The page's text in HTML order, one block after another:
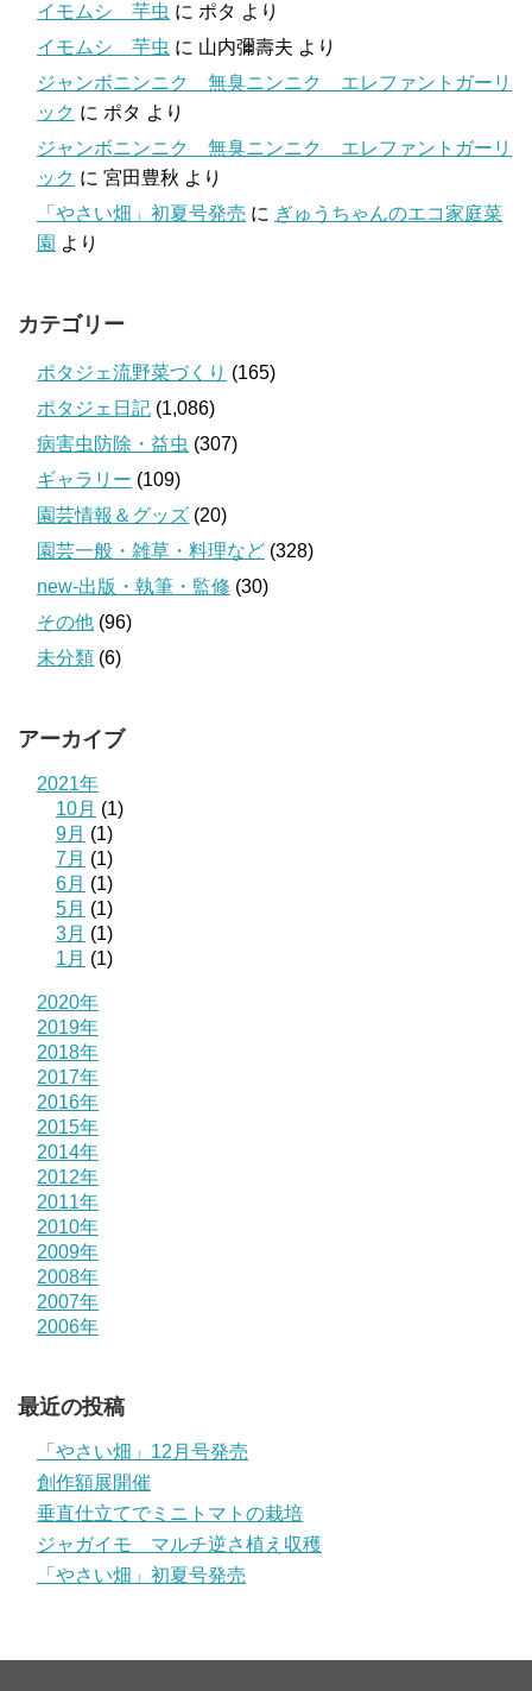
イモムシ 芋虫 に ポタ より
イモムシ 芋虫 に 山内彌壽夫 より
ジャンボニンニク 無臭ニンニク エレファントガーリ
ック に ポタ より
ジャンボニンニク 無臭ニンニク エレファントガーリ
ック に 宮田豊秋 より
「やさい畑」初夏号発売 に ぎゅうちゃんのエコ家庭菜
園 より
カテゴリー
ポタジェ流野菜づくり (165)
ポタジェ日記 (1,086)
病害虫防除・益虫 (307)
ギャラリー (109)
園芸情報＆グッズ (20)
園芸一般・雑草・料理など (328)
new-出版・執筆・監修 (30)
その他 (96)
未分類 (6)
アーカイブ
2021年
10月 (1)
9月 (1)
7月 (1)
6月 (1)
5月 (1)
3月 (1)
1月 (1)
2020年
2019年
2018年
2017年
2016年
2015年
2014年
2012年
2011年
2010年
2009年
2008年
2007年
2006年
最近の投稿
「やさい畑」12月号発売
創作額展開催
垂直仕立てでミニトマトの栽培
ジャガイモ マルチ逆さ植え収穫
「やさい畑」初夏号発売